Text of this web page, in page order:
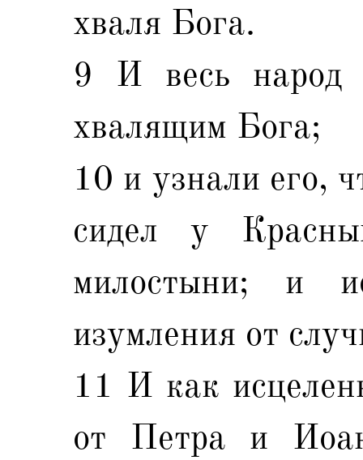
хваля Бога.
9 И весь народ
хвалящим Бога;
10 и узнали его,
сидел у
милостыни; и
изумления от
11 И как
от Петра и